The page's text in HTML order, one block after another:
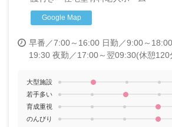
Google Map
早番／7:00～16:00 日勤／9:00～18:00
19:30 夜勤／17:00～翌09:30(休憩
大型施設
若手多い
育成重視
のんびり